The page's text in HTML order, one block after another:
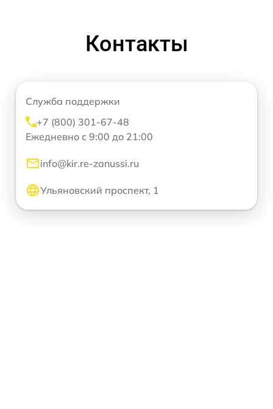
Контакты
Служба поддержки
+7 (800) 301-67-48
Ежедневно с 9:00 до 21:00
info@kir.re-zanussi.ru
Ульяновский проспект, 1